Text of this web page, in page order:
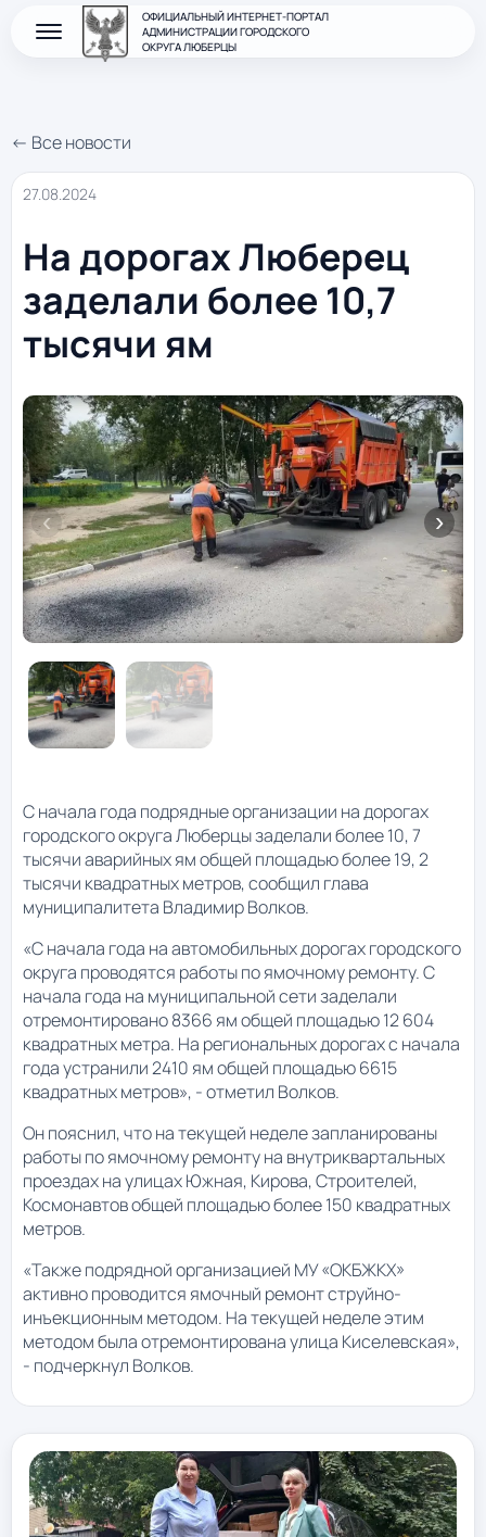
ОФИЦИАЛЬНЫЙ ИНТЕРНЕТ-ПОРТАЛ
АДМИНИСТРАЦИИ ГОРОДСКОГО
ОКРУГА ЛЮБЕРЦЫ
← Все новости
27.08.2024
На дорогах Люберец
заделали более 10,7
тысячи ям
С начала года подрядные организации на дорогах
городского округа Люберцы заделали более 10, 7
тысячи аварийных ям общей площадью более 19, 2
тысячи квадратных метров, сообщил глава
муниципалитета Владимир Волков.
«С начала года на автомобильных дорогах городского
округа проводятся работы по ямочному ремонту. С
начала года на муниципальной сети заделали
отремонтировано 8366 ям общей площадью 12 604
квадратных метра. На региональных дорогах с начала
года устранили 2410 ям общей площадью 6615
квадратных метров», - отметил Волков.
Он пояснил, что на текущей неделе запланированы
работы по ямочному ремонту на внутриквартальных
проездах на улицах Южная, Кирова, Строителей,
Космонавтов общей площадью более 150 квадратных
метров.
«Также подрядной организацией МУ «ОКБЖКХ»
активно проводится ямочный ремонт струйно-
инъекционным методом. На текущей неделе этим
методом была отремонтирована улица Киселевская»,
- подчеркнул Волков.